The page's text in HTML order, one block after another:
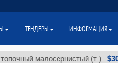
малосернистый (т.) $300
ТЕНДЕРЫ ИНФОРМАЦИЯ